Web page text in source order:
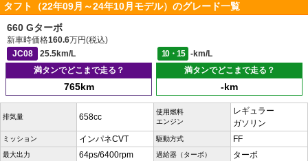
タフト（22年09月～24年10月モデル）のグレード一覧
660 Gターボ
新車時価格160.6万円(税込)
JC08
25.5km/L 10・15
-km/L
満タンでどこまで走る？
765km
満タンでどこまで走る？
-km
排気量 658cc
使用燃料
エンジン
レギュラー
ガソリン
ミッション インパネCVT 駆動方式 FF
最大出力 64ps/6400rpm 過給器（ターボ） ターボ